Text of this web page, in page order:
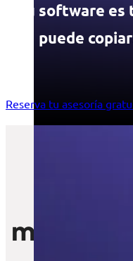
Tu software
puede
Reserva tu asesoría
mayor